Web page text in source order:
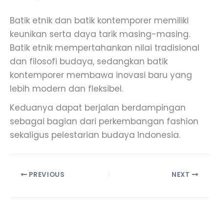
Batik etnik dan batik kontemporer memiliki
keunikan serta daya tarik masing-masing.
Batik etnik mempertahankan nilai tradisional
dan filosofi budaya, sedangkan batik
kontemporer membawa inovasi baru yang
lebih modern dan fleksibel.
Keduanya dapat berjalan berdampingan
sebagai bagian dari perkembangan fashion
sekaligus pelestarian budaya Indonesia.
PREVIOUS NEXT